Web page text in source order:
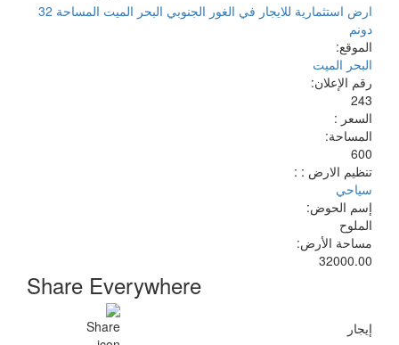
ارض استثمارية للايجار في الغور الجنوبي البحر الميت المساحة 32
دونم
الموقع:
البحر الميت
رقم الإعلان:
243
السعر :
المساحة:
600
تنظيم الارض : :
سياحي
إسم الحوض:
الملوح
مساحة الأرض:
32000.00
Share Everywhere
إيجار